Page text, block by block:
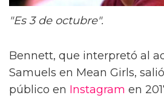
"Es 3 de octubre".
Bennett, que interpretó al
Samuels en Mean Girls,
público en Instagram en